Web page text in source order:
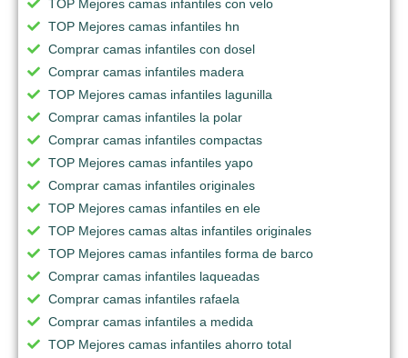
TOP Mejores camas infantiles con velo
TOP Mejores camas infantiles hn
Comprar camas infantiles con dosel
Comprar camas infantiles madera
TOP Mejores camas infantiles lagunilla
Comprar camas infantiles la polar
Comprar camas infantiles compactas
TOP Mejores camas infantiles yapo
Comprar camas infantiles originales
TOP Mejores camas infantiles en ele
TOP Mejores camas altas infantiles originales
TOP Mejores camas infantiles forma de barco
Comprar camas infantiles laqueadas
Comprar camas infantiles rafaela
Comprar camas infantiles a medida
TOP Mejores camas infantiles ahorro total